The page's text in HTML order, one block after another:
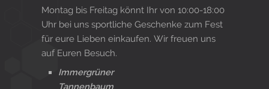
Gesunde Ernährungsberatung
Montag bis Freitag könnt Ihr von 10:00-18:00
Uhr bei uns sportliche Geschenke zum Fest
für eure Lieben einkaufen. Wir freuen uns
auf Euren Besuch.
Immergrüner
Tannenbaum